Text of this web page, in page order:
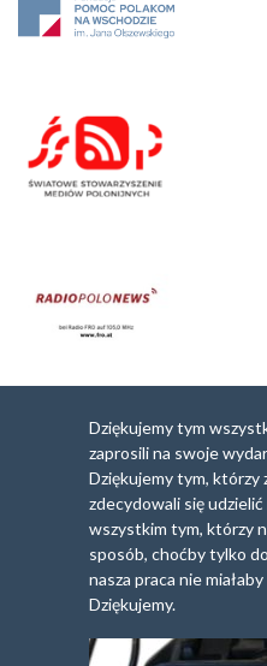
Dziękujemy tym
zaprosili na swoje
Dziękujemy tym, którzy
zdecydowali się
wszystkim tym, którzy
sposób, choćby tylko
nasza praca nie
Dziękujemy.